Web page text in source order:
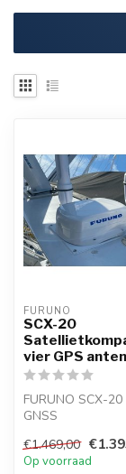
FURUNO
SCX-20
vier GPS
FURUNO SCX-
GNSS
2000 heeft vier
antennes (GPS...
€1.469,00
Op voorraad